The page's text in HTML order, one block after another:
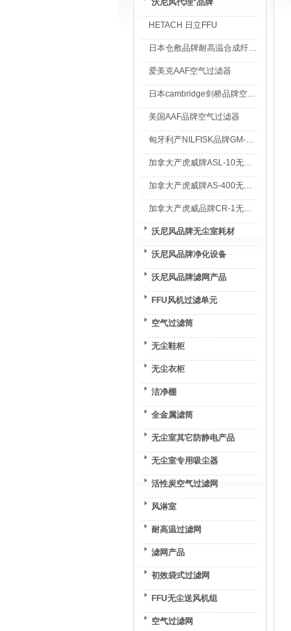
沃尼风代理*品牌
HETACH 日立FFU
日本仓敷品牌耐高温合成纤维过滤棉
爱美克AAF空气过滤器
日本cambridge剑桥品牌空气过滤器
美国AAF品牌空气过滤器
匈牙利产NILFISK品牌GM-80无尘室专用吸尘器
加拿大产虎威牌ASL-10无尘室专用吸尘器
加拿大产虎威牌AS-400无尘室专用吸尘器
加拿大产虎威品牌CR-1无尘室专用吸尘器
沃尼风品牌无尘室耗材
沃尼风品牌净化设备
沃尼风品牌滤网产品
FFU风机过滤单元
空气过滤筒
无尘鞋柜
无尘衣柜
洁净棚
全金属滤筒
无尘室其它防静电产品
无尘室专用吸尘器
活性炭空气过滤网
风淋室
耐高温过滤网
滤网产品
初效袋式过滤网
FFU无尘送风机组
空气过滤网